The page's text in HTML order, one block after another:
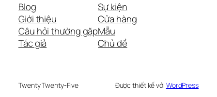
Blog
Giới thiệu
Câu hỏi thường gặp
Tác giả
Sự kiện
Cửa hàng
Mẫu
Chủ đề
Twenty Twenty-Five Được thiết kế với WordPress